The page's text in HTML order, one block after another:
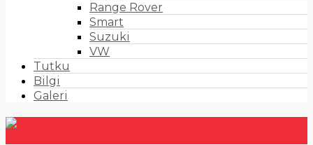
Range Rover
Smart
Suzuki
VW
Tutku
Bilgi
Galeri